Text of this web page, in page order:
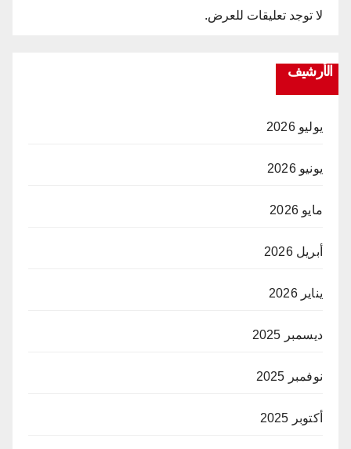
لا توجد تعليقات للعرض.
الأرشيف
يوليو 2026
يونيو 2026
مايو 2026
أبريل 2026
يناير 2026
ديسمبر 2025
نوفمبر 2025
أكتوبر 2025